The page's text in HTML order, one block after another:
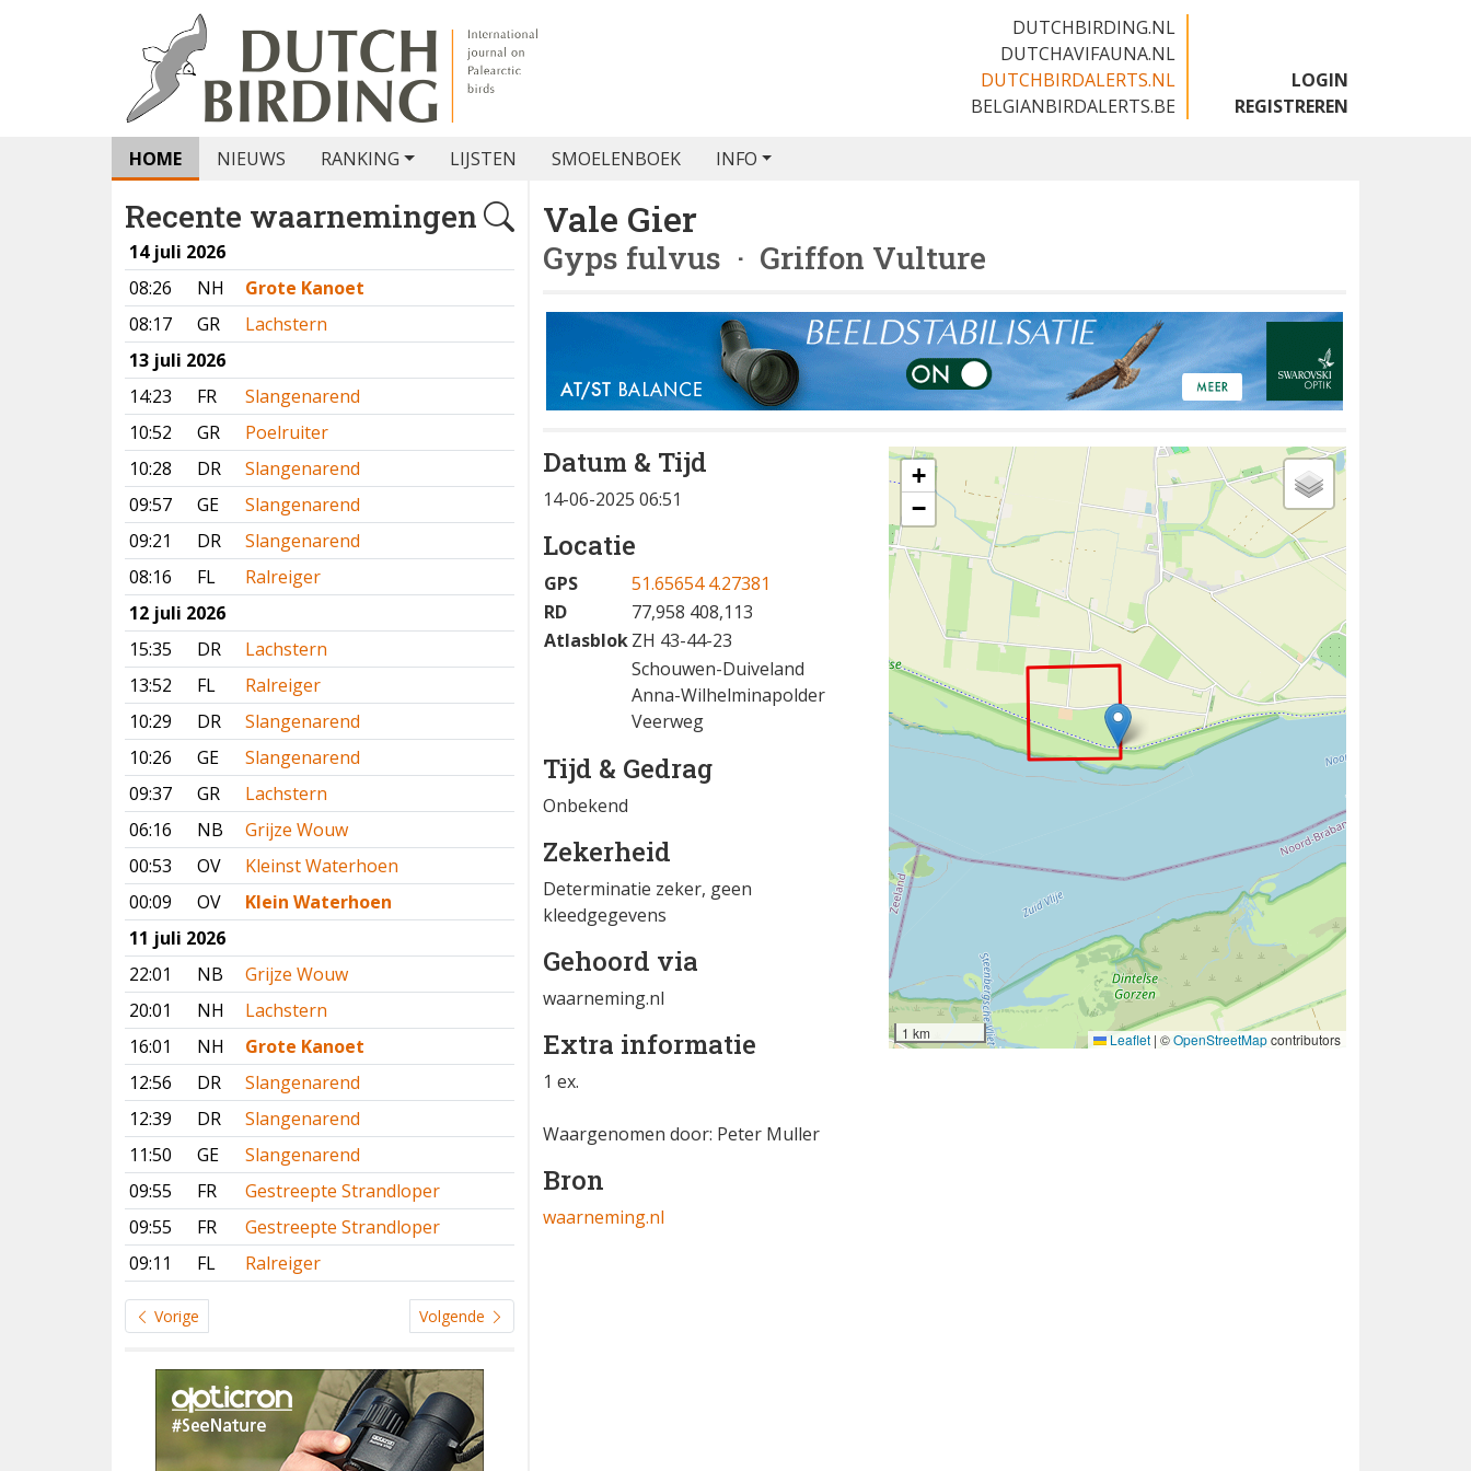
DUTCHBIRDING.NL
DUTCHAVIFAUNA.NL
DUTCHBIRDALERTS.NL
BELGIANBIRDALERTS.BE
LOGIN
REGISTREREN
HOME NIEUWS RANKING LIJSTEN SMOELENBOEK INFO
Recente waarnemingen
14 juli 2026
08:26
NH
Grote Kanoet
08:17
GR
Lachstern
13 juli 2026
14:23
FR
Slangenarend
10:52
GR
Poelruiter
10:28
DR
Slangenarend
09:57
GE
Slangenarend
09:21
DR
Slangenarend
08:16
FL
Ralreiger
12 juli 2026
15:35
DR
Lachstern
13:52
FL
Ralreiger
10:29
DR
Slangenarend
10:26
GE
Slangenarend
09:37
GR
Lachstern
06:16
NB
Grijze Wouw
00:53
OV
Kleinst Waterhoen
00:09
OV
Klein Waterhoen
11 juli 2026
22:01
NB
Grijze Wouw
20:01
NH
Lachstern
16:01
NH
Grote Kanoet
12:56
DR
Slangenarend
12:39
DR
Slangenarend
11:50
GE
Slangenarend
09:55
FR
Gestreepte Strandloper
09:55
FR
Gestreepte Strandloper
09:11
FL Ralreiger
Vorige Volgende
Vale Gier
Gyps fulvus · Griffon Vulture
Datum & Tijd
14-06-2025 06:51
Locatie
GPS
51.65654 4.27381
RD
77,958 408,113
AtlasblokZH 43-44-23
Schouwen-Duiveland
Anna-Wilhelminapolder
Veerweg
Tijd & Gedrag
Onbekend
Zekerheid
Determinatie zeker, geen
kleedgegevens
Gehoord via
waarneming.nl
Extra informatie
1 ex.
Waargenomen door: Peter Muller
Bron
waarneming.nl
+
−
1 km Leaflet | ©OpenStreetMapcontributors